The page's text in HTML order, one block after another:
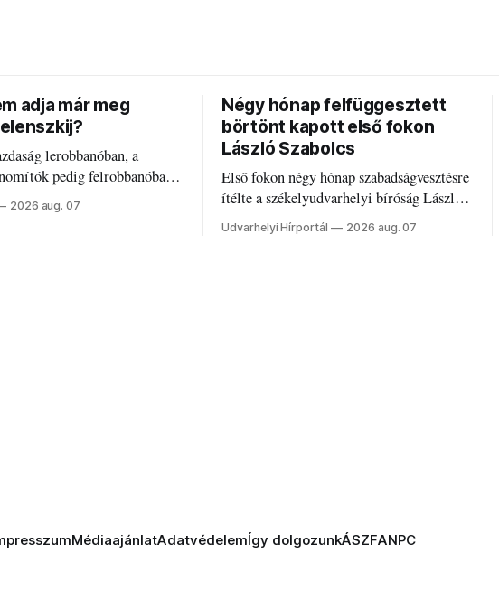
adja már meg
lerobbanóban, a
pedig felrobbanóban.
népharag, amikor
vezetőivel.
2026 aug. 07
Négy hónap felfüggesztett
börtönt kapott első fokon
László Szabolcs
Első fokon négy hónap szabadságvesztésre
ítélte a székelyudvarhelyi bíróság László
Szabolcsot.
Udvarhelyi Hírportál 2026 aug. 07
MédiaajánlatAdatvédelemÍgy dolgozunkÁSZFANPC